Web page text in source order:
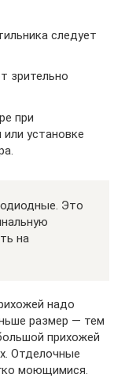
следует
зрительно
при
установке
Это
на
надо
размер — тем
прихожей
Отделочные
моющимися.